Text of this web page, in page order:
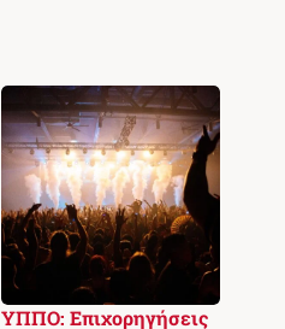
ΥΠΠΟ: Επιχορηγήσεις